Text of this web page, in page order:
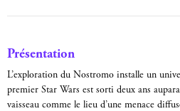
Présentation
L’exploration du Nostromo installe un
premier Star Wars est sorti deux ans
vaisseau comme le lieu d’une menace